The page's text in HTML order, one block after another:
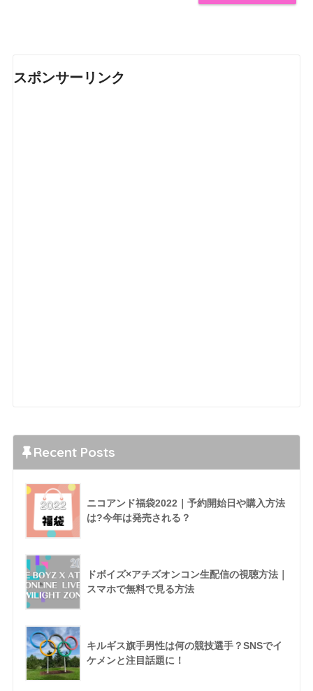
スポンサーリンク
Recent Posts
ニコアンド福袋2022｜予約開始日や購入方法
は?今年は発売される？
ドボイズ×アチズオンコン生配信の視聴方法｜
スマホで無料で見る方法
キルギス旗手男性は何の競技選手？SNSでイ
ケメンと注目話題に！